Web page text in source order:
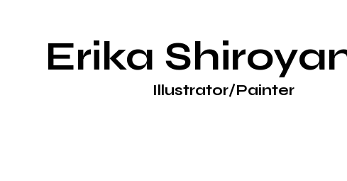
Erika
Illustrator/Painter